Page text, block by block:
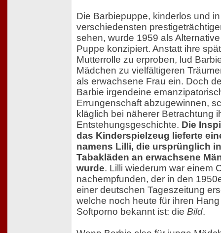
Die Barbiepuppe, kinderlos und in
verschiedensten
sehen, wurde 1959 als
Puppe konzipiert. Anstatt ihre
Mutterrolle zu erproben, lud
Mädchen zu vielfältigeren
als erwachsene Frau ein. Doch
Barbie irgendeine
Errungenschaft abzugewinnen,
kläglich bei näherer Betrachtung
Entstehungsgeschichte. Die
das Kinderspielzeug lieferte
namens Lilli, die ursprünglich
Tabakläden an erwachsene
wurde. Lilli wiederum war einem
nachempfunden, der in den
einer deutschen Tageszeitung
welche noch heute für ihren
Softporno bekannt ist: die Bild.